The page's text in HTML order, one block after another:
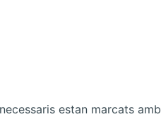
estan marcats amb